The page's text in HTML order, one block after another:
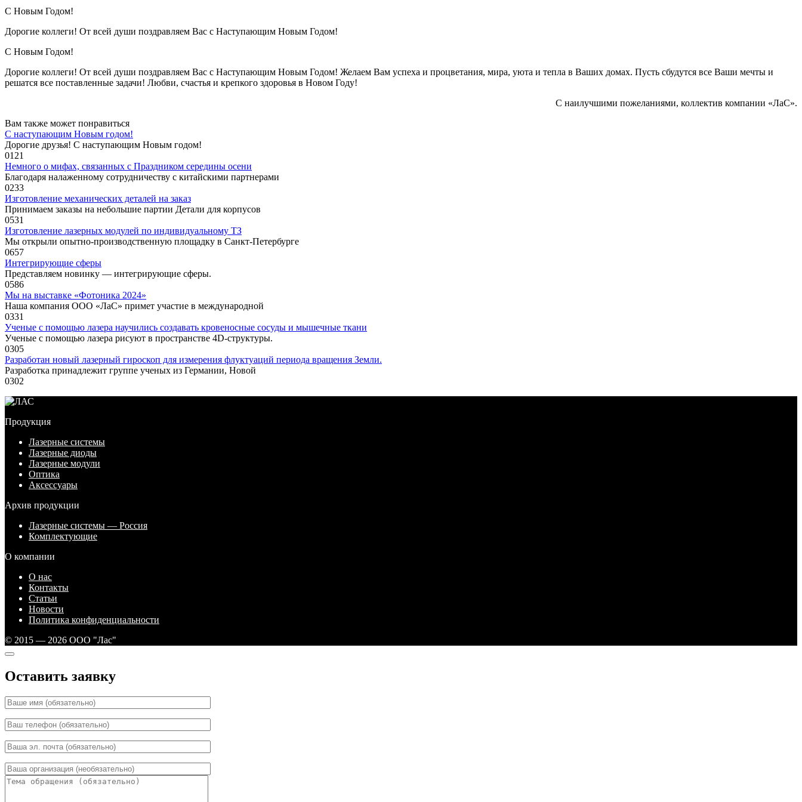
С Новым Годом!
Дорогие коллеги! От всей души поздравляем Вас с Наступающим Новым Годом!
С Новым Годом!
Дорогие коллеги! От всей души поздравляем Вас с Наступающим Новым Годом! Желаем Вам успеха и процветания, мира, уюта и тепла в Ваших домах. Пусть сбудутся все Ваши мечты и
решатся все поставленные задачи! Любви, счастья и крепкого здоровья в Новом Году!
С наилучшими пожеланиями, коллектив компании «ЛаС».
Вам также может понравиться
С наступающим Новым годом!
Дорогие друзья! С наступающим Новым годом!
0121
Немного о мифах, связанных с Праздником середины осени
Благодаря налаженному сотрудничеству с китайскими партнерами
0233
Изготовление механических деталей на заказ
Принимаем заказы на небольшие партии Детали для корпусов
0531
Изготовление лазерных модулей по индивидуальному ТЗ
Мы открыли опытно-производственную площадку в Санкт-Петербурге
0657
Интегрирующие сферы
Представляем новинку — интегрирующие сферы.
0586
Мы на выставке «Фотоника 2024»
Наша компания ООО «ЛаС» примет участие в международной
0331
Ученые с помощью лазера научились создавать кровеносные сосуды и мышечные ткани
Ученые с помощью лазера рисуют в пространстве 4D-структуры.
0305
Разработан новый лазерный гироскоп для измерения флуктуаций периода вращения Земли.
Разработка принадлежит группе ученых из Германии, Новой
0302
Продукция
Лазерные системы
Лазерные диоды
Лазерные модули
Оптика
Аксессуары
Архив продукции
Лазерные системы — Россия
Комплектующие
О компании
О нас
Контакты
Статьи
Новости
Политика конфиденциальности
© 2015 — 2026 ООО "Лас"
Оставить заявку